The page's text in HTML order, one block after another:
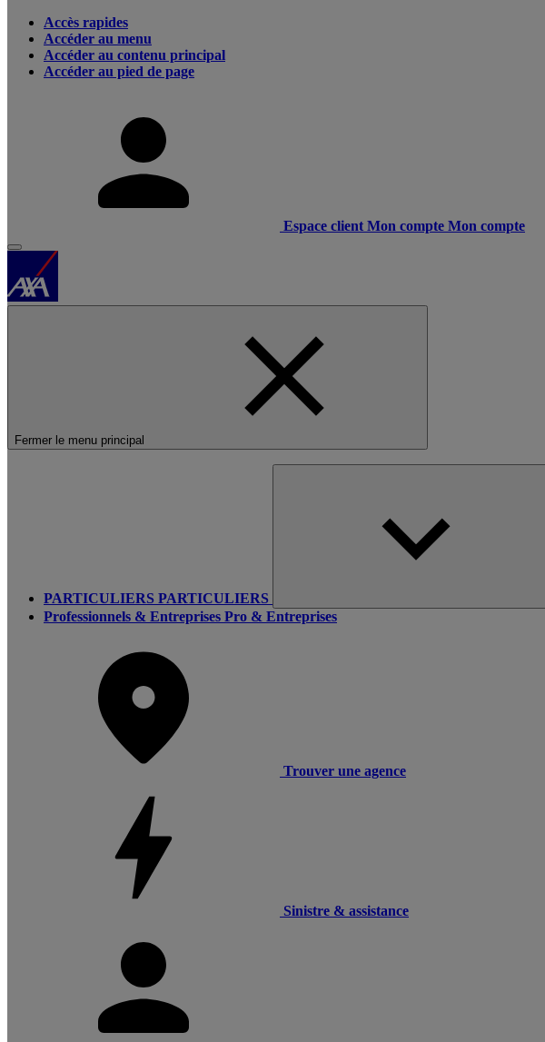
Accès rapides
Accéder au menu
Accéder au contenu principal
Accéder au pied de page
Espace client Mon compte Mon compte
Fermer le menu principal
PARTICULIERS PARTICULIERS
Professionnels & Entreprises Pro & Entreprises
Trouver une agence
Sinistre & assistance